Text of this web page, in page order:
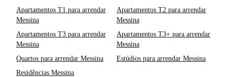
Apartamentos T1 para arrendar
Messina
Apartamentos T2 para arrendar
Messina
Apartamentos T3 para arrendar
Messina
Apartamentos T3+ para arrendar
Messina
Quartos para arrendar Messina
Estúdios para arrendar Messina
Residências Messina